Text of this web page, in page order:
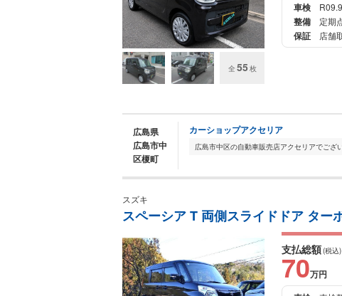
全 55枚
車検
R09.9
整備 定期
保証 店舗
広島県
広島市中
区榎町
カーショップアクセリア
スズキ
スペーシア T 両側スライドドア ター
支払総額(税込)
70万円